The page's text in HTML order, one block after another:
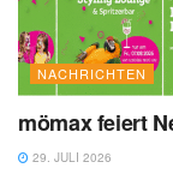
NACHRICHTEN
mömax feiert
29. JULI 2026